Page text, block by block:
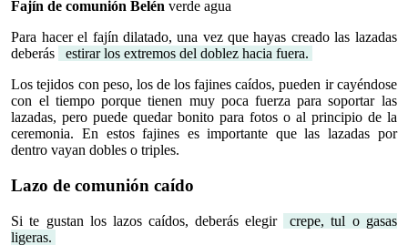
Fajín de comunión Belén verde agua
Para hacer el fajín dilatado, una vez que hayas creado las lazadas
deberás
estirar los extremos del doblez hacia fuera.
Los tejidos con peso, los de los fajines caídos, pueden ir cayéndose
con el tiempo porque tienen muy poca fuerza para soportar las
lazadas, pero puede quedar bonito para fotos o al principio de la
ceremonia. En estos fajines es importante que las lazadas por
dentro vayan dobles o triples.
Lazo de comunión caído
Si te gustan los lazos caídos, deberás elegir
crepe, tul o gasas
ligeras.